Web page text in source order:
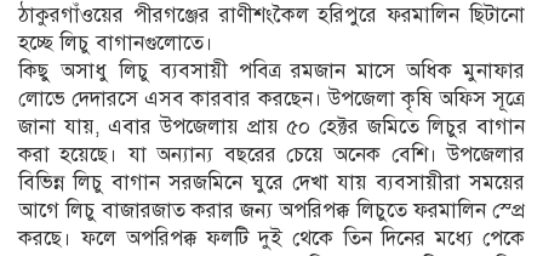
ঠাকুরগাঁওয়ের পীরগঞ্জের রাণীশংকৈল হরিপুরে ফরমালিন ছিটানো
হচ্ছে লিচু বাগানগুলোতে।
কিছু অসাধু লিচু ব্যবসায়ী পবিত্র রমজান মাসে অধিক মুনাফার
লোভে দেদারসে এসব কারবার করছেন। উপজেলা কৃষি অফিস সূত্রে
জানা যায়, এবার উপজেলায় প্রায় ৫০ হেক্টর জমিতে লিচুর বাগান
করা হয়েছে। যা অন্যান্য বছরের চেয়ে অনেক বেশি। উপজেলার
বিভিন্ন লিচু বাগান সরজমিনে ঘুরে দেখা যায় ব্যবসায়ীরা সময়ের
আগে লিচু বাজারজাত করার জন্য অপরিপক্ক লিচুতে ফরমালিন স্প্রে
করছে। ফলে অপরিপক্ক ফলটি দুই থেকে তিন দিনের মধ্যে পেকে